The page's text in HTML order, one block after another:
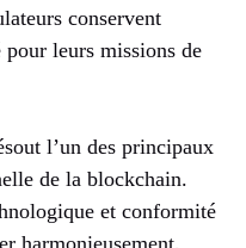
conservent
pour leurs missions de
l’un des principaux
de la blockchain.
et conformité